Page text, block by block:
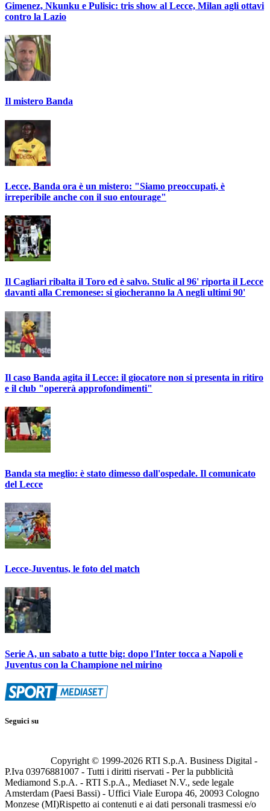
Gimenez, Nkunku e Pulisic: tris show al Lecce, Milan agli ottavi
contro la Lazio
Il mistero Banda
Lecce, Banda ora è un mistero: "Siamo preoccupati, è
irreperibile anche con il suo entourage"
Il Cagliari ribalta il Toro ed è salvo. Stulic al 96' riporta il Lecce
davanti alla Cremonese: si giocheranno la A negli ultimi 90'
Il caso Banda agita il Lecce: il giocatore non si presenta in ritiro
e il club "opererà approfondimenti"
Banda sta meglio: è stato dimesso dall'ospedale. Il comunicato
del Lecce
Lecce-Juventus, le foto del match
Serie A, un sabato a tutte big: dopo l'Inter tocca a Napoli e
Juventus con la Champione nel mirino
Seguici su
Copyright © 1999-2026 RTI S.p.A. Business Digital -
P.Iva 03976881007 - Tutti i diritti riservati - Per la pubblicità
Mediamond S.p.A. - RTI S.p.A., Mediaset N.V., sede legale
Amsterdam (Paesi Bassi) - Uffici Viale Europa 46, 20093 Cologno
Monzese (MI)Rispetto ai contenuti e ai dati personali trasmessi e/o